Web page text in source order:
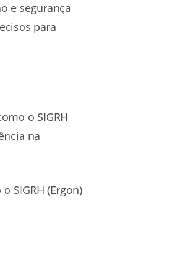
e segurança
para
o SIGRH
na
SIGRH (Ergon)